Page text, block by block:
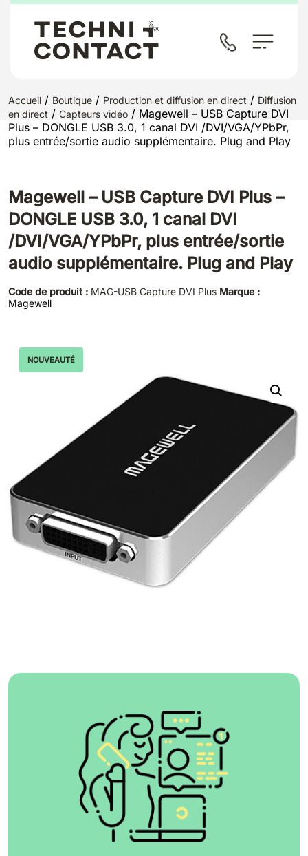
Accueil / Boutique / Production et diffusion en direct / Diffusion
en direct / Capteurs vidéo / Magewell – USB Capture DVI
Plus – DONGLE USB 3.0, 1 canal DVI /DVI/VGA/YPbPr,
plus entrée/sortie audio supplémentaire. Plug and Play
Magewell – USB Capture DVI Plus –
DONGLE USB 3.0, 1 canal DVI
/DVI/VGA/YPbPr, plus entrée/sortie
audio supplémentaire. Plug and Play
Code de produit : MAG-USB Capture DVI Plus Marque :
Magewell
NOUVEAUTÉ